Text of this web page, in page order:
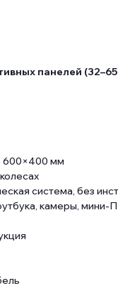
панелей
600×400 мм
система, без
камеры, мини-